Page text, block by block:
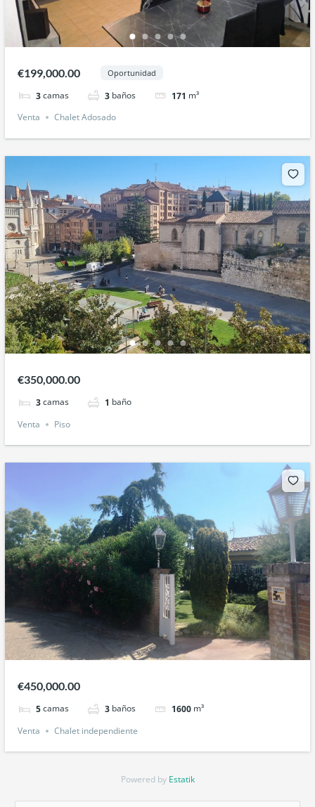
€199,000.00 Oportunidad
3camas 3baños 171 m³
Venta
Chalet Adosado
€350,000.00
3camas 1 baño
Venta
Piso
€450,000.00
5camas 3baños 1600m³
Venta
Chalet independiente
Powered by Estatik